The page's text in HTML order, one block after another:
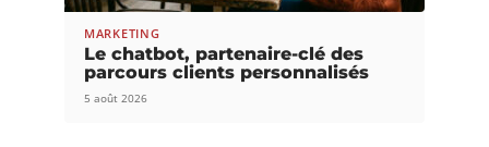
MARKETING
Le chatbot, partenaire-clé des
parcours clients personnalisés
5 août 2026